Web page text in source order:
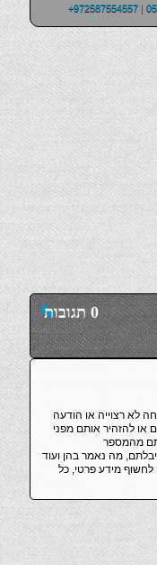
+972587554557|
0 תגובות
לא רצוייה או הודעה
או להזהיר אותם מפני
מהמספר
קיבלתם, מה נאמר בהן ועוד
לחשוף מידע פרטי, כל